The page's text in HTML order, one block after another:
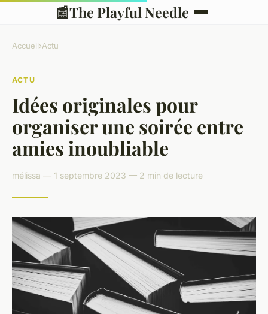
📰The Playful Needle
Accueil›Actu
ACTU
Idées originales pour
organiser une soirée entre
amies inoubliable
mélissa — 1 septembre 2023 — 2 min de lecture